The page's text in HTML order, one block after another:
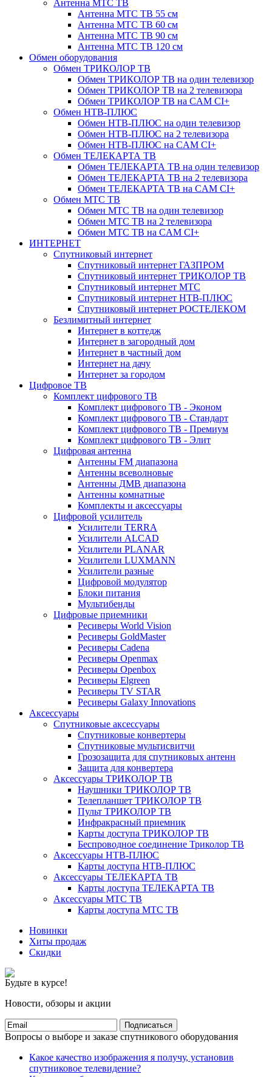
Антенна МТС ТВ
Антенна МТС ТВ 55 см
Антенна МТС ТВ 60 см
Антенна МТС ТВ 90 см
Антенна МТС ТВ 120 см
Обмен оборудования
Обмен ТРИКОЛОР ТВ
Обмен ТРИКОЛОР ТВ на один телевизор
Обмен ТРИКОЛОР ТВ на 2 телевизора
Обмен ТРИКОЛОР ТВ на CAM CI+
Обмен НТВ-ПЛЮС
Обмен НТВ-ПЛЮС на один телевизор
Обмен НТВ-ПЛЮС на 2 телевизора
Обмен НТВ-ПЛЮС на CAM CI+
Обмен ТЕЛЕКАРТА ТВ
Обмен ТЕЛЕКАРТА ТВ на один телевизор
Обмен ТЕЛЕКАРТА ТВ на 2 телевизора
Обмен ТЕЛЕКАРТА ТВ на CAM CI+
Обмен МТС ТВ
Обмен МТС ТВ на один телевизор
Обмен МТС ТВ на 2 телевизора
Обмен МТС ТВ на CAM CI+
ИНТЕРНЕТ
Спутниковый интернет
Спутниковый интернет ГАЗПРОМ
Спутниковый интернет ТРИКОЛОР ТВ
Спутниковый интернет МТС
Спутниковый интернет НТВ-ПЛЮС
Спутниковый интернет РОСТЕЛЕКОМ
Безлимитный интернет
Интернет в коттедж
Интернет в загородный дом
Интернет в частный дом
Интернет на дачу
Интернет за городом
Цифровое ТВ
Комплект цифрового ТВ
Комплект цифрового ТВ - Эконом
Комплект цифрового ТВ - Стандарт
Комплект цифрового ТВ - Премиум
Комплект цифрового ТВ - Элит
Цифровая антенна
Антенны FM диапазона
Антенны всеволновые
Антенны ДМВ диапазона
Антенны комнатные
Комплекты и аксессуары
Цифровой усилитель
Усилители TERRA
Усилители ALCAD
Усилители PLANAR
Усилители LUXMANN
Усилители разные
Цифровой модулятор
Блоки питания
Мультибенды
Цифровые приемники
Ресиверы World Vision
Ресиверы GoldMaster
Ресиверы Cadena
Ресиверы Openmax
Ресиверы Openbox
Ресиверы Elgreen
Ресиверы TV STAR
Ресиверы Galaxy Innovations
Аксессуары
Спутниковые аксессуары
Спутниковые конвертеры
Спутниковые мультисвитчи
Грозозащита для спутниковых антенн
Защита для конвертера
Аксессуары ТРИКОЛОР ТВ
Наушники ТРИКОЛОР ТВ
Телепланшет ТРИКОЛОР ТВ
Пульт ТРИКОЛОР ТВ
Инфракрасный приемник
Карты доступа ТРИКОЛОР ТВ
Беспроводное соединение Триколор ТВ
Аксессуары НТВ-ПЛЮС
Карты доступа НТВ-ПЛЮС
Аксессуары ТЕЛЕКАРТА ТВ
Карты доступа ТЕЛЕКАРТА ТВ
Аксессуары МТС ТВ
Карты доступа МТС ТВ
Новинки
Хиты продаж
Скидки
Будьте в курсе!
Новости, обзоры и акции
Подписаться
Вопросы о выборе и заказе спутникового оборудования
Какое качество изображения я получу, установив
спутниковое телевидение?